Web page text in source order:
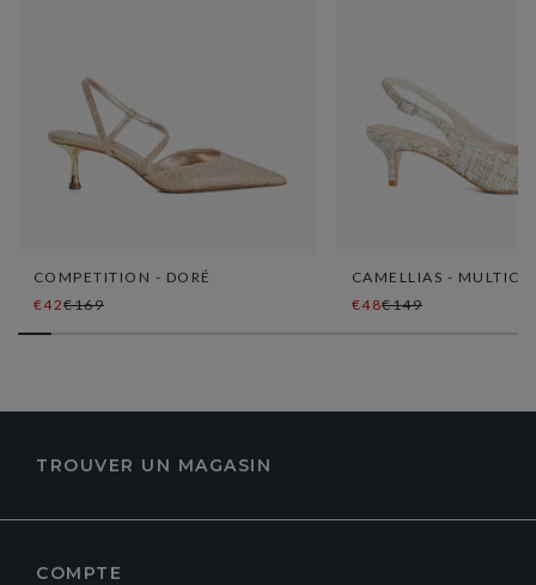
COMPETITION - DORÉ
€42€169
CAMELLIAS -
€48€149
TROUVER UN MAGASIN
COMPTE